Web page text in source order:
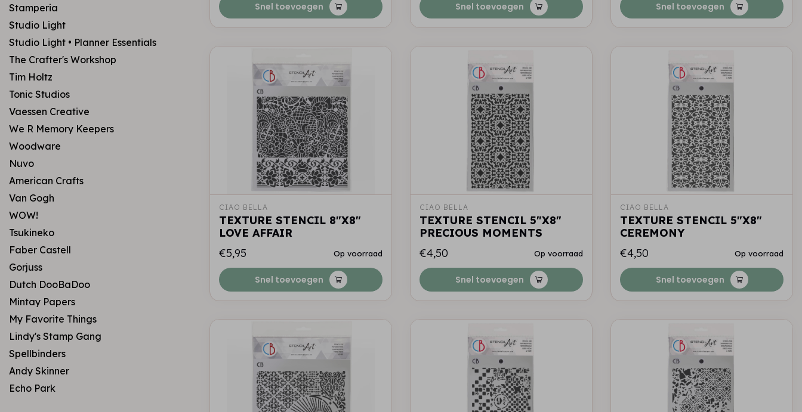
Stamperia
Studio Light
Studio Light • Planner Essentials
The Crafter's Workshop
Tim Holtz
Tonic Studios
Vaessen Creative
We R Memory Keepers
Woodware
Nuvo
American Crafts
Van Gogh
WOW!
Tsukineko
Faber Castell
Gorjuss
Dutch DooBaDoo
Mintay Papers
My Favorite Things
Lindy's Stamp Gang
Spellbinders
Andy Skinner
Echo Park
Snel toevoegen Snel toevoegen Snel toevoegen
CIAO BELLA
TEXTURE STENCIL 8"X8"
LOVE AFFAIR
€5,95
Op voorraad
Snel toevoegen
CIAO BELLA
TEXTURE STENCIL 5"X8"
PRECIOUS MOMENTS
€4,50
Op voorraad
Snel toevoegen
CIAO BELLA
TEXTURE STENCIL 5"X8"
CEREMONY
€4,50
Op voorraad
Snel toevoegen